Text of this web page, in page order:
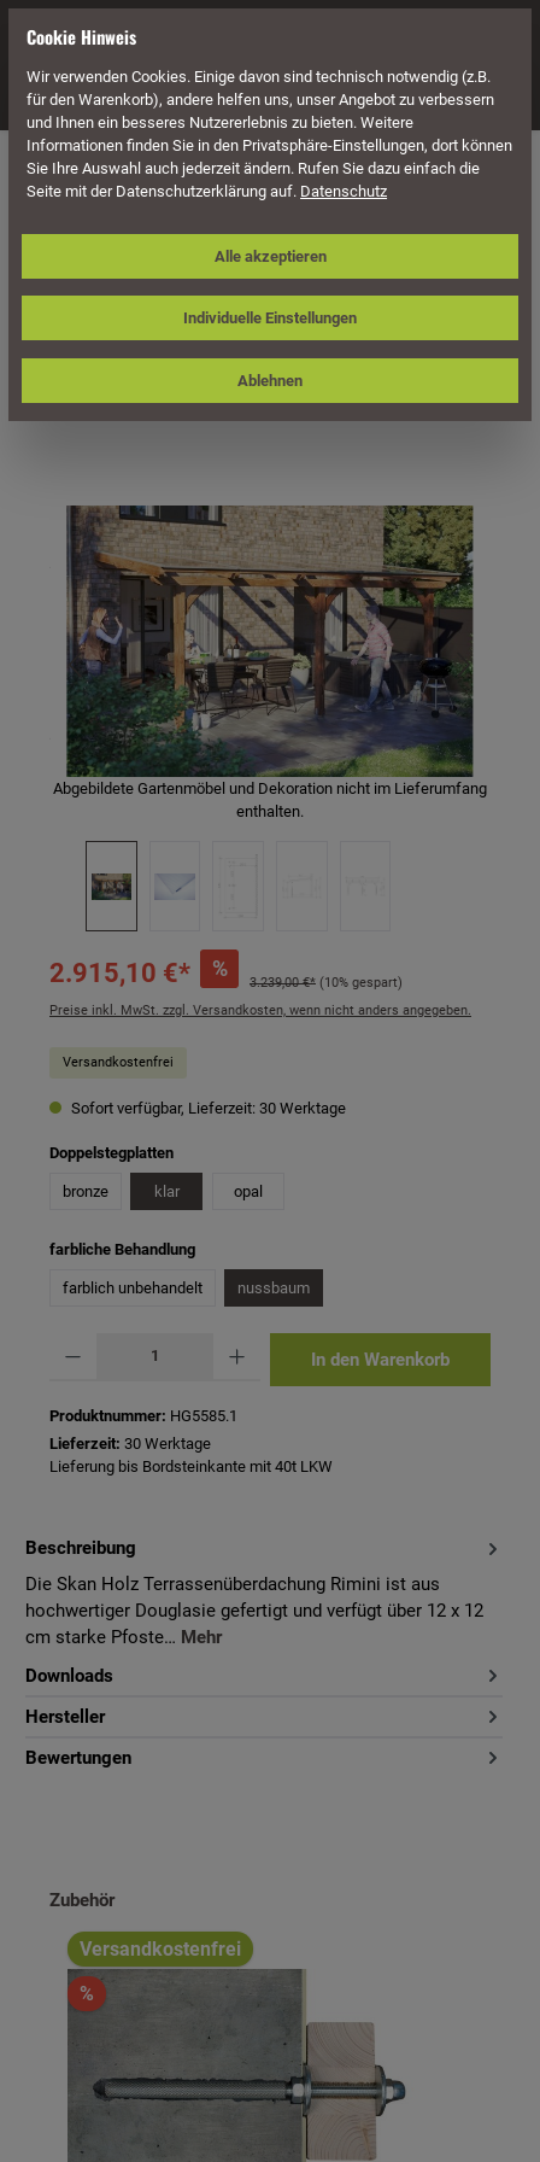
Navigation
Überdachung Terrassenüberdachungen
Skan Holz Terrassenüberdachung
Rimini 541 x 300 cm, Douglasie,
Doppelstegplatten
Bildergalerie überspringen
Abgebildete Gartenmöbel und Dekoration nicht im Lieferumfang
enthalten.
2.915,10 €* %
3.239,00 €* (10% gespart)
Preise inkl. MwSt. zzgl. Versandkosten, wenn nicht anders angegeben.
Versandkostenfrei
Sofort verfügbar, Lieferzeit: 30 Werktage
Doppelstegplattenauswählen
bronze klar opal
farbliche Behandlungauswählen
farblich unbehandelt nussbaum
In den Warenkorb
Produktnummer: HG5585.1
Lieferzeit: 30 Werktage
Lieferung bis Bordsteinkante mit 40t LKW
Beschreibung
Die Skan Holz Terrassenüberdachung Rimini ist aus
hochwertiger Douglasie gefertigt und verfügt über 12 x 12
cm starke Pfoste… Mehr
Downloads
Hersteller
Bewertungen
Produktgalerie überspringen
Zubehör
Versandkostenfrei
%
Cookie Hinweis
Wir verwenden Cookies. Einige davon sind technisch notwendig (z.B.
für den Warenkorb), andere helfen uns, unser Angebot zu verbessern
und Ihnen ein besseres Nutzererlebnis zu bieten. Weitere
Informationen finden Sie in den Privatsphäre-Einstellungen, dort können
Sie Ihre Auswahl auch jederzeit ändern. Rufen Sie dazu einfach die
Seite mit der Datenschutzerklärung auf. Datenschutz
Individuelle Einstellungen
Ablehnen
Alle akzeptieren